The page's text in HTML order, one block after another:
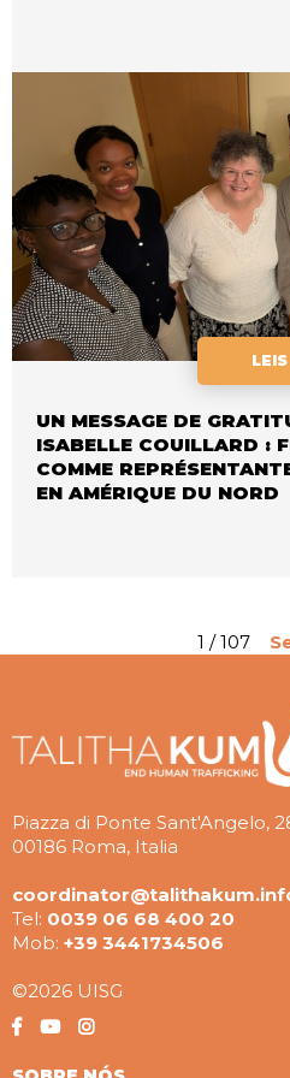
LEIS
UN MESSAGE DE
ISABELLE COUILLARD :
COMME
EN AMÉRIQUE DU NORD
1 / 107
Piazza di Ponte Sant'Angelo,
00186 Roma, Italia
Tel: 0039 06 68 400 20
Mob: +39 3441734506
©2026 UISG